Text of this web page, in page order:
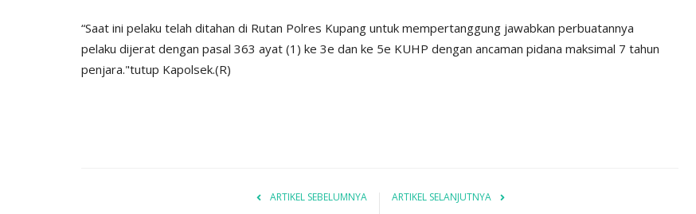
“Saat ini pelaku telah ditahan di Rutan Polres Kupang untuk mempertanggung jawabkan perbuatannya
pelaku dijerat dengan pasal 363 ayat (1) ke 3e dan ke 5e KUHP dengan ancaman pidana maksimal 7 tahun
penjara."tutup Kapolsek.(R)
ARTIKEL SEBELUMNYA ARTIKEL SELANJUTNYA
BERANDA